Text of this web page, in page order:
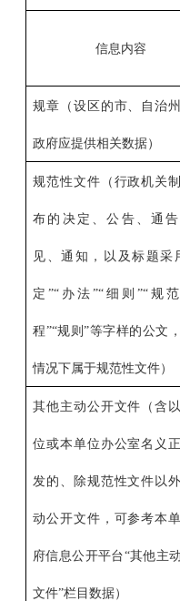
信息内容
规章（设区的市、自治
政府应提供相关数据）
规范性文件（行政机关
布的决定、公告、通
见、通知，以及标题采
定”“办法”“细则”“规
程”“规则”等字样的公文
情况下属于规范性文件）
其他主动公开文件（含
位或本单位办公室名义
发的、除规范性文件以
动公开文件，可参考本
府信息公开平台“其他主
文件”栏目数据）